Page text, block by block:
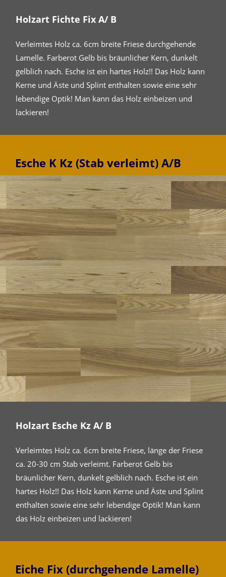
Holzart Fichte Fix A/ B
Verleimtes Holz ca. 6cm breite Friese durchgehende
Lamelle. Farberot Gelb bis bräunlicher Kern, dunkelt
gelblich nach. Esche ist ein hartes Holz!! Das Holz kann
Kerne und Äste und Splint enthalten sowie eine sehr
lebendige Optik! Man kann das Holz einbeizen und
lackieren!
Esche K Kz (Stab verleimt) A/B
Holzart Esche Kz A/ B
Verleimtes Holz ca. 6cm breite Friese, länge der Friese
ca. 20-30 cm Stab verleimt. Farberot Gelb bis
bräunlicher Kern, dunkelt gelblich nach. Esche ist ein
hartes Holz!! Das Holz kann Kerne und Äste und Splint
enthalten sowie eine sehr lebendige Optik! Man kann
das Holz einbeizen und lackieren!
Eiche Fix (durchgehende Lamelle)